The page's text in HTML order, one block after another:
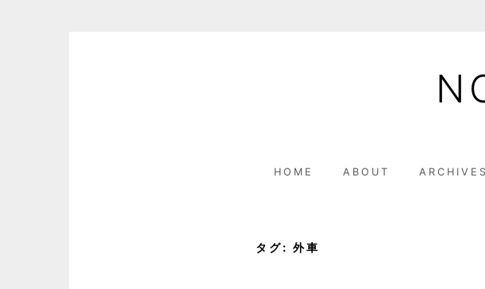
HOME ABOUT ARCHIVES
タグ: 外車